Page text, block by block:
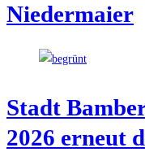
Niedermaier
Stadt
2026 erneut